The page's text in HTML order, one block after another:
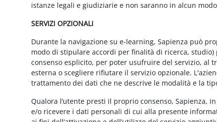
istanze legali e giudiziarie e non saranno in alcun
SERVIZI OPZIONALI
Durante la navigazione su e-learning, Sapienza può
modo di stipulare accordi per finalità di ricerca,
consenso esplicito, per poter usufruire del servizio, al
esterna o scegliere rifiutare il servizio opzionale.
trattamento dei dati che ne descrive le modalità e la
Qualora l’utente presti il proprio consenso, Sapienza,
e/o ricevere i dati personali di cui alla presente